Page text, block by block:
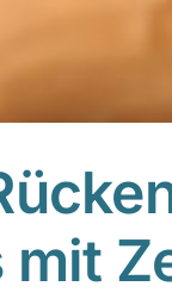
mit